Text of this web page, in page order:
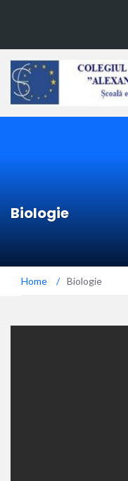
Biologie
Home / Biologie